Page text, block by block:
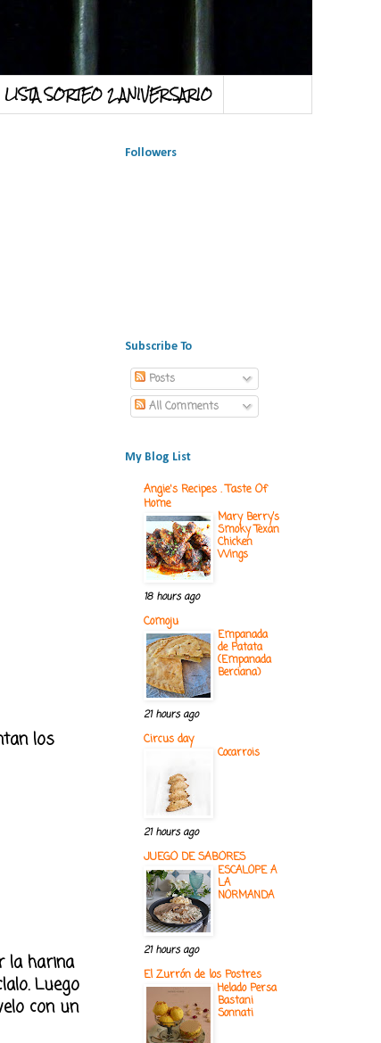
LISTA SORTEO 2 ANIVERSARIO
los
la harina
Luego
con un
Followers
Subscribe To
Posts
All Comments
My Blog List
Angie's Recipes . Taste Of
Home
Mary Berry’s
Smoky Texan
Chicken
Wings
18 hours ago
Comoju
Empanada
de Patata
(Empanada
Berciana)
21 hours ago
Circus day
Cocarrois
21 hours ago
JUEGO DE SABORES
ESCALOPE A
LA
NORMANDA
21 hours ago
El Zurrón de los Postres
Helado Persa
Bastani
Sonnati